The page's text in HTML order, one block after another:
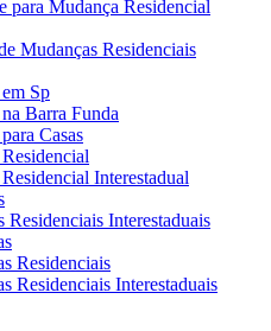
para Mudança Residencial
Mudanças Residenciais
Sp
Barra Funda
Casas
Interestadual
Residenciais Interestaduais
Residenciais
Residenciais Interestaduais